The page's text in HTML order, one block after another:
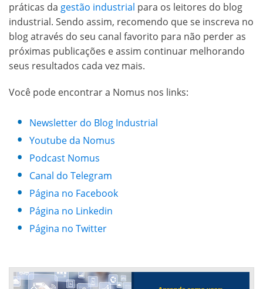
práticas da gestão industrial para os leitores do blog
industrial. Sendo assim, recomendo que se inscreva no
blog através do seu canal favorito para não perder as
próximas publicações e assim continuar melhorando
seus resultados cada vez mais.
Você pode encontrar a Nomus nos links:
Newsletter do Blog Industrial
Youtube da Nomus
Podcast Nomus
Canal do Telegram
Página no Facebook
Página no Linkedin
Página no Twitter